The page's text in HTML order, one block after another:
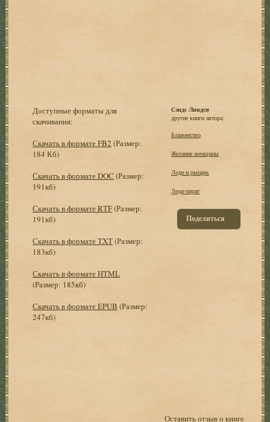
Доступные форматы для
скачивания:
Скачать в формате FB2 (Размер:
184 Кб)
Скачать в формате DOC (Размер:
191кб)
Скачать в формате RTF(Размер:
191кб)
Скачать в формате TXT(Размер:
183кб)
Скачать в формате HTML
(Размер: 185кб)
Скачать в формате EPUB (Размер:
247кб)
Сэндс Линдси
другие книги автора:
Блаженство
Желание женщины
Леди и рыцарь
Леди-пират
Поделиться
Оставить отзыв о книге